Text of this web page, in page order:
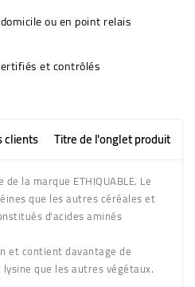
ou en point relais
et contrôlés
clients Titre de l'onglet produit
la marque ETHIQUABLE. Le
que les autres céréales et
d'acides aminés
et contient davantage de
que les autres végétaux.